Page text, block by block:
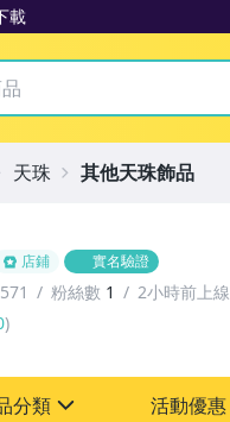
載
店鋪 實名驗證
粉絲數 1
2小時前上線
)
分類 活動優惠
天珠 其他天珠飾品